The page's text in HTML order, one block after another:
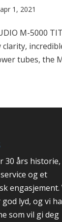
apr 1, 2021
M-5000
tubes, the
30 års historie,
og et
engasjement.
lyd, og vi
som vil gi deg